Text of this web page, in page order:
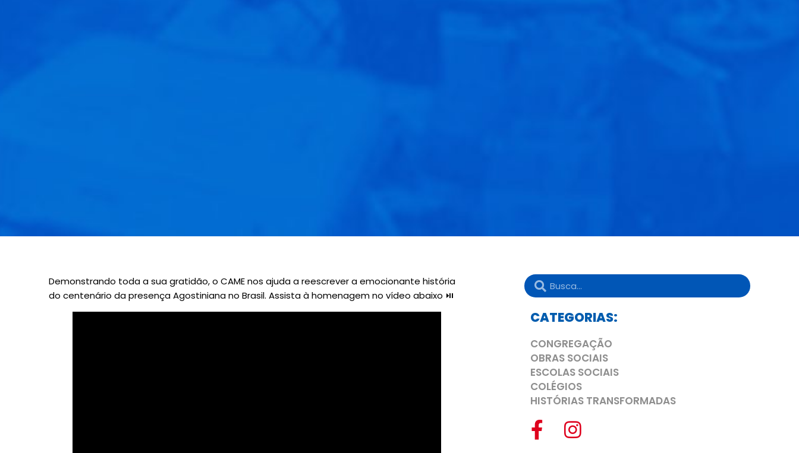
Demonstrando toda a sua gratidão, o CAME nos ajuda a reescrever a emocionante história
do centenário da presença Agostiniana no Brasil. Assista à homenagem no vídeo abaixo ⏯️
CATEGORIAS:
CONGREGAÇÃO
OBRAS SOCIAIS
ESCOLAS SOCIAIS
COLÉGIOS
HISTÓRIAS TRANSFORMADAS